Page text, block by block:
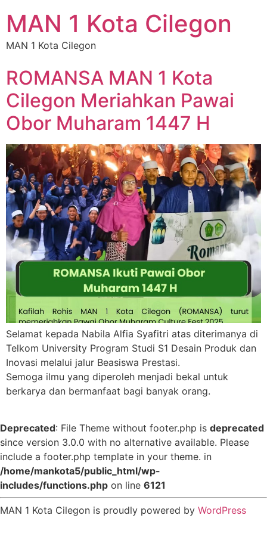
MAN 1 Kota Cilegon
MAN 1 Kota Cilegon
ROMANSA MAN 1 Kota
Cilegon Meriahkan Pawai
Obor Muharam 1447 H
Selamat kepada Nabila Alfia Syafitri atas diterimanya di
Telkom University Program Studi S1 Desain Produk dan
Inovasi melalui jalur Beasiswa Prestasi.
Semoga ilmu yang diperoleh menjadi bekal untuk
berkarya dan bermanfaat bagi banyak orang.
Deprecated: File Theme without footer.php is deprecated
since version 3.0.0 with no alternative available. Please
include a footer.php template in your theme. in
/home/mankota5/public_html/wp-
includes/functions.php on line 6121
MAN 1 Kota Cilegon is proudly powered by WordPress